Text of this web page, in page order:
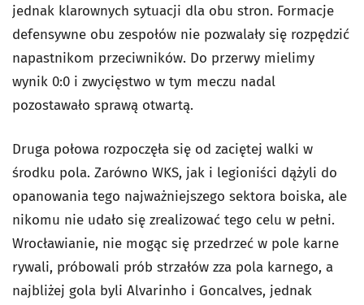
jednak klarownych sytuacji dla obu stron. Formacje
defensywne obu zespołów nie pozwalały się rozpędzić
napastnikom przeciwników. Do przerwy mielimy
wynik 0:0 i zwycięstwo w tym meczu nadal
pozostawało sprawą otwartą.
Druga połowa rozpoczęła się od zaciętej walki w
środku pola. Zarówno WKS, jak i legioniści dążyli do
opanowania tego najważniejszego sektora boiska, ale
nikomu nie udało się zrealizować tego celu w pełni.
Wrocławianie, nie mogąc się przedrzeć w pole karne
rywali, próbowali prób strzałów zza pola karnego, a
najbliżej gola byli Alvarinho i Goncalves, jednak